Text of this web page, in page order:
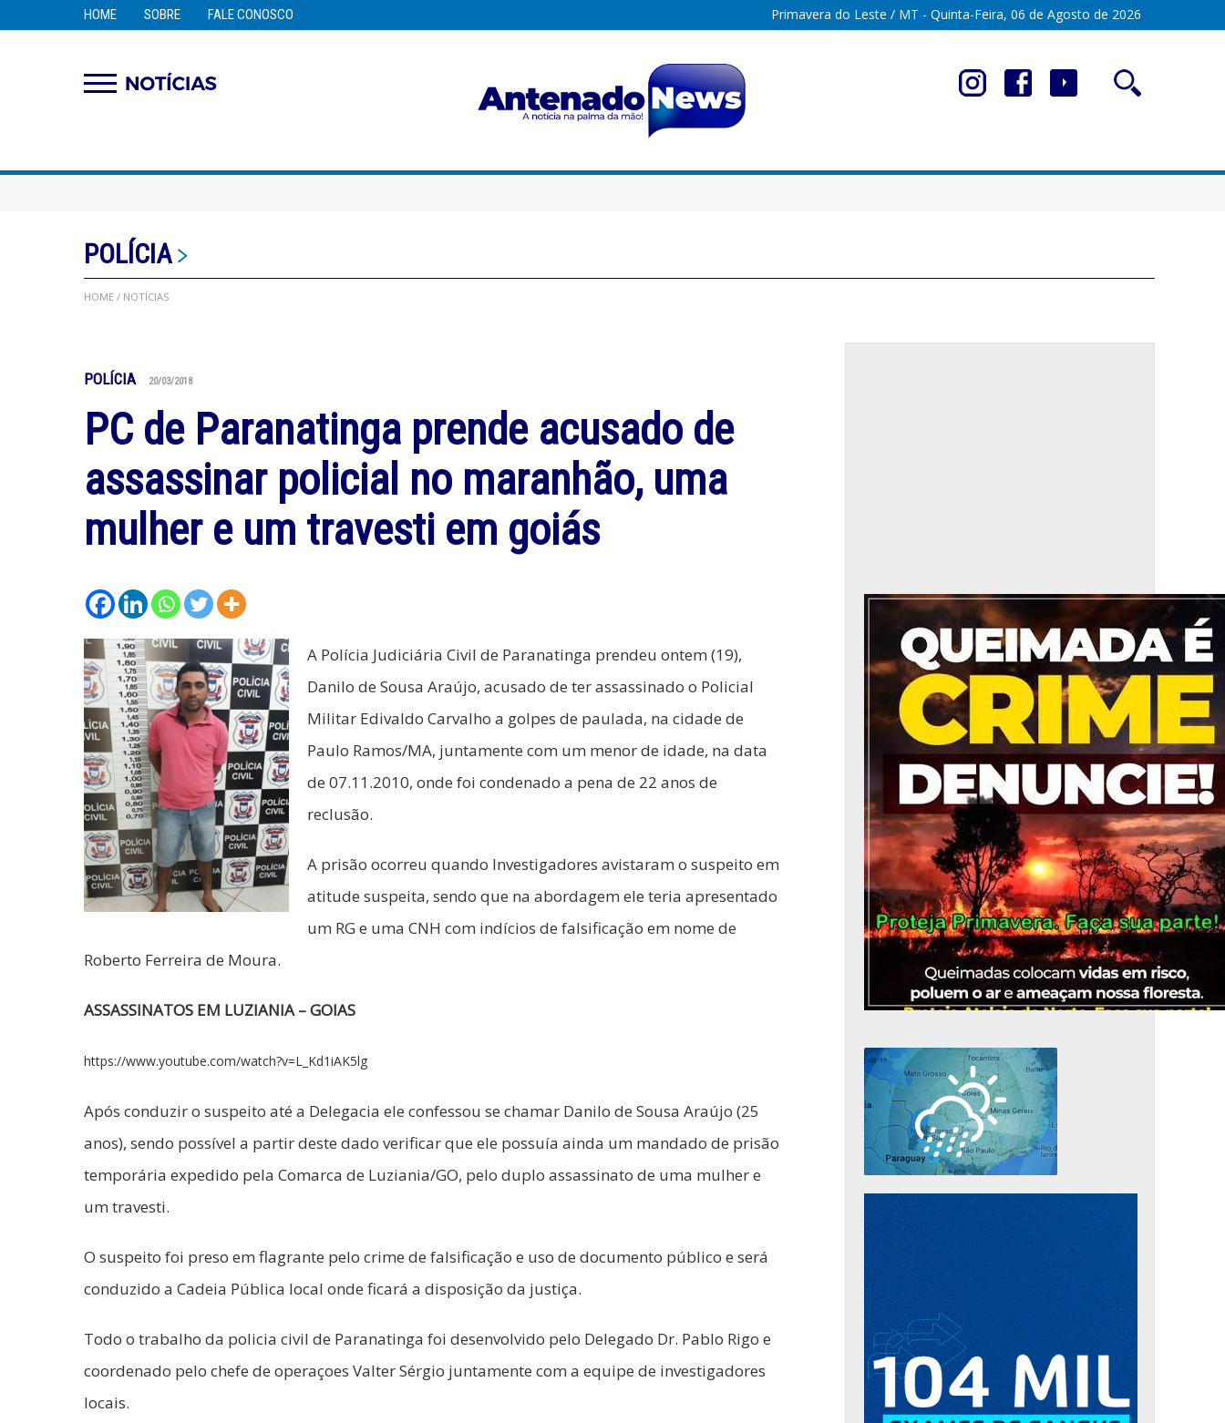
HOME SOBRE FALE CONOSCO Primavera do Leste / MT - Quinta-Feira, 06 de Agosto de 2026
POLÍCIA
HOME / NOTÍCIAS
POLÍCIA 20/03/2018
PC de Paranatinga prende acusado de
assassinar policial no maranhão, uma
mulher e um travesti em goiás
A Polícia Judiciária Civil de Paranatinga prendeu ontem (19),
Danilo de Sousa Araújo, acusado de ter assassinado o Policial
Militar Edivaldo Carvalho a golpes de paulada, na cidade de
Paulo Ramos/MA, juntamente com um menor de idade, na data
de 07.11.2010, onde foi condenado a pena de 22 anos de
reclusão.
A prisão ocorreu quando Investigadores avistaram o suspeito em
atitude suspeita, sendo que na abordagem ele teria apresentado
um RG e uma CNH com indícios de falsificação em nome de
Roberto Ferreira de Moura.
ASSASSINATOS EM LUZIANIA – GOIAS
https://www.youtube.com/watch?v=L_Kd1iAK5lg
Após conduzir o suspeito até a Delegacia ele confessou se chamar Danilo de Sousa Araújo (25
anos), sendo possível a partir deste dado verificar que ele possuía ainda um mandado de prisão
temporária expedido pela Comarca de Luziania/GO, pelo duplo assassinato de uma mulher e
um travesti.
O suspeito foi preso em flagrante pelo crime de falsificação e uso de documento público e será
conduzido a Cadeia Pública local onde ficará a disposição da justiça.
Todo o trabalho da policia civil de Paranatinga foi desenvolvido pelo Delegado Dr. Pablo Rigo e
coordenado pelo chefe de operaçoes Valter Sérgio juntamente com a equipe de investigadores
locais.